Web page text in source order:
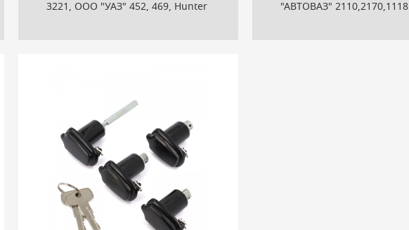
3221, ООО "УАЗ" 452, 469, Hunter
"АВТОВАЗ" 2110,2170,1118